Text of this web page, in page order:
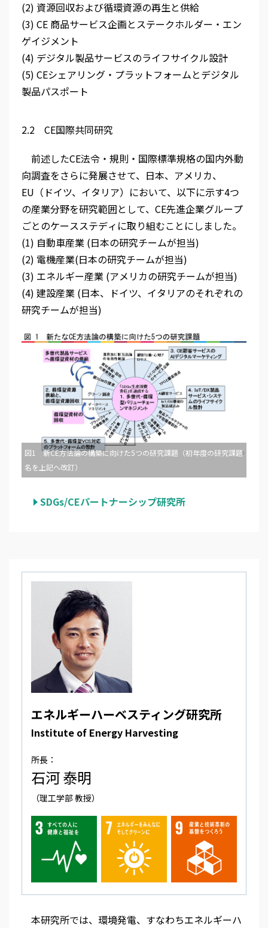
(2) 資源回収および循環資源の再生と供給
(3) CE 商品サービス企画とステークホルダー・エン
ゲイジメント
(4) デジタル製品サービスのライフサイクル設計
(5) CEシェアリング・プラットフォームとデジタル
製品パスポート
2.2 CE国際共同研究
前述したCE法令・規則・国際標準規格の国内外動
向調査をさらに発展させて、日本、アメリカ、
EU（ドイツ、イタリア）において、以下に示す4つ
の産業分野を研究範囲として、CE先進企業グループ
ごとのケースステディに取り組むことにしました。
(1) 自動車産業 (日本の研究チームが担当)
(2) 電機産業(日本の研究チームが担当)
(3) エネルギー産業 (アメリカの研究チームが担当)
(4) 建設産業 (日本、ドイツ、イタリアのそれぞれの
研究チームが担当)
図1 新CE方法論の構築に向けた5つの研究課題（初年度の研究課題
名を上記へ改訂）
SDGs/CEパートナーシップ研究所
エネルギーハーベスティング研究所
Institute of Energy Harvesting
所長：
石河 泰明
（理工学部 教授）
本研究所では、環境発電、すなわちエネルギーハ